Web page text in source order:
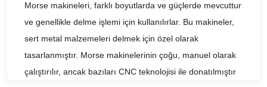
Morse makineleri, farklı boyutlarda ve güçlerde mevcuttur
ve genellikle delme işlemi için kullanılırlar. Bu makineler,
sert metal malzemeleri delmek için özel olarak
tasarlanmıştır. Morse makinelerinin çoğu, manuel olarak
çalıştırılır, ancak bazıları CNC teknolojisi ile donatılmıştır